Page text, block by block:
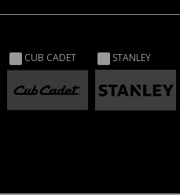
CUB CADET STANLEY